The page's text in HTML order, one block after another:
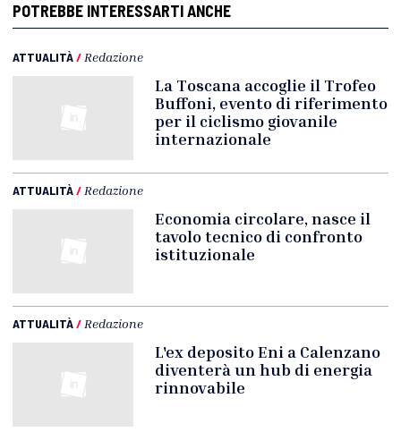
POTREBBE INTERESSARTI ANCHE
ATTUALITÀ/ Redazione
La Toscana accoglie il Trofeo
Buffoni, evento di riferimento
per il ciclismo giovanile
internazionale
ATTUALITÀ/ Redazione
Economia circolare, nasce il
tavolo tecnico di confronto
istituzionale
ATTUALITÀ/ Redazione
L'ex deposito Eni a Calenzano
diventerà un hub di energia
rinnovabile